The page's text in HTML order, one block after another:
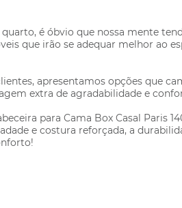
é óbvio que nossa mente
que irão se adequar melhor ao
apresentamos opções que
extra de agradabilidade e
para Cama Box Casal
e costura reforçada, a